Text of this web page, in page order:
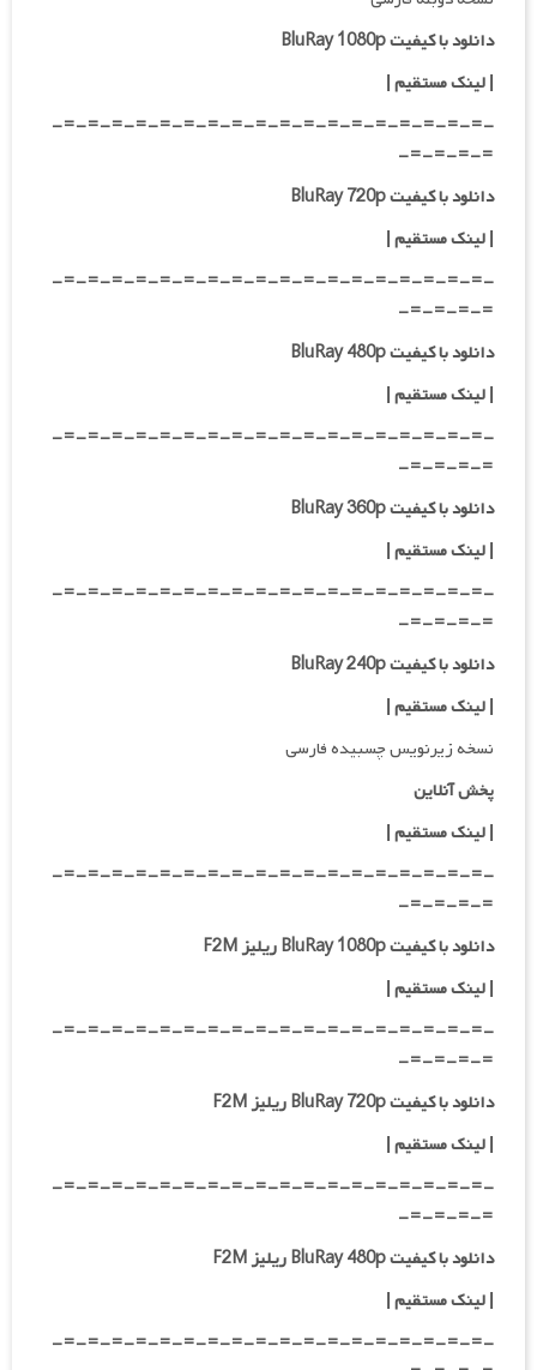
دانلود با کیفیت BluRay 1080p
|لینک مستقیم |
-=-=-=-=-=-=-=-=-=-=-=-=-=-=-=-=-=-=-
=-=-=-=-
دانلود با کیفیت BluRay 720p
| لینک مستقیم |
-=-=-=-=-=-=-=-=-=-=-=-=-=-=-=-=-=-=-
=-=-=-=-
دانلود با کیفیت BluRay 480p
| لینک مستقیم |
-=-=-=-=-=-=-=-=-=-=-=-=-=-=-=-=-=-=-
=-=-=-=-
دانلود با کیفیت BluRay 360p
| لینک مستقیم |
-=-=-=-=-=-=-=-=-=-=-=-=-=-=-=-=-=-=-
=-=-=-=-
دانلود با کیفیت BluRay 240p
| لینک مستقیم |
نسخه زیرنویس چسبیده فارسی
پخش آنلاین
| لینک مستقیم|
-=-=-=-=-=-=-=-=-=-=-=-=-=-=-=-=-=-=-
=-=-=-=-
دانلود با کیفیت BluRay 1080p ریلیز F2M
|لینک مستقیم|
-=-=-=-=-=-=-=-=-=-=-=-=-=-=-=-=-=-=-
=-=-=-=-
دانلود با کیفیت BluRay 720p ریلیز F2M
| لینک مستقیم|
-=-=-=-=-=-=-=-=-=-=-=-=-=-=-=-=-=-=-
=-=-=-=-
دانلود با کیفیت BluRay 480p ریلیز F2M
| لینک مستقیم|
-=-=-=-=-=-=-=-=-=-=-=-=-=-=-=-=-=-=-